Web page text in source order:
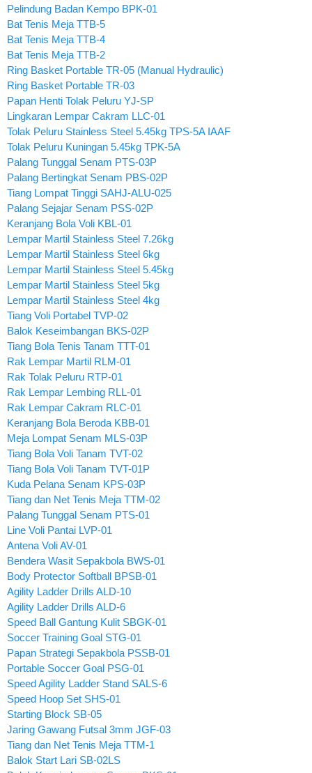
Pelindung Badan Kempo BPK-01
Bat Tenis Meja TTB-5
Bat Tenis Meja TTB-4
Bat Tenis Meja TTB-2
Ring Basket Portable TR-05 (Manual Hydraulic)
Ring Basket Portable TR-03
Papan Henti Tolak Peluru YJ-SP
Lingkaran Lempar Cakram LLC-01
Tolak Peluru Stainless Steel 5.45kg TPS-5A IAAF
Tolak Peluru Kuningan 5.45kg TPK-5A
Palang Tunggal Senam PTS-03P
Palang Bertingkat Senam PBS-02P
Tiang Lompat Tinggi SAHJ-ALU-025
Palang Sejajar Senam PSS-02P
Keranjang Bola Voli KBL-01
Lempar Martil Stainless Steel 7.26kg
Lempar Martil Stainless Steel 6kg
Lempar Martil Stainless Steel 5.45kg
Lempar Martil Stainless Steel 5kg
Lempar Martil Stainless Steel 4kg
Tiang Voli Portabel TVP-02
Balok Keseimbangan BKS-02P
Tiang Bola Tenis Tanam TTT-01
Rak Lempar Martil RLM-01
Rak Tolak Peluru RTP-01
Rak Lempar Lembing RLL-01
Rak Lempar Cakram RLC-01
Keranjang Bola Beroda KBB-01
Meja Lompat Senam MLS-03P
Tiang Bola Voli Tanam TVT-02
Tiang Bola Voli Tanam TVT-01P
Kuda Pelana Senam KPS-03P
Tiang dan Net Tenis Meja TTM-02
Palang Tunggal Senam PTS-01
Line Voli Pantai LVP-01
Antena Voli AV-01
Bendera Wasit Sepakbola BWS-01
Body Protector Softball BPSB-01
Agility Ladder Drills ALD-10
Agility Ladder Drills ALD-6
Speed Ball Gantung Kulit SBGK-01
Soccer Training Goal STG-01
Papan Strategi Sepakbola PSSB-01
Portable Soccer Goal PSG-01
Speed Agility Ladder Stand SALS-6
Speed Hoop Set SHS-01
Starting Block SB-05
Jaring Gawang Futsal 3mm JGF-03
Tiang dan Net Tenis Meja TTM-1
Balok Start Lari SB-02LS